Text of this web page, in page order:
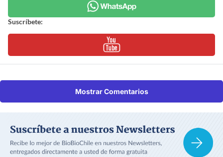
Suscríbete:
Mostrar Comentarios